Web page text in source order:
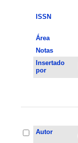
ISSN
Área
Notas
Insertado
por
Autor